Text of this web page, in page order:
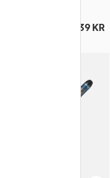
539 KR